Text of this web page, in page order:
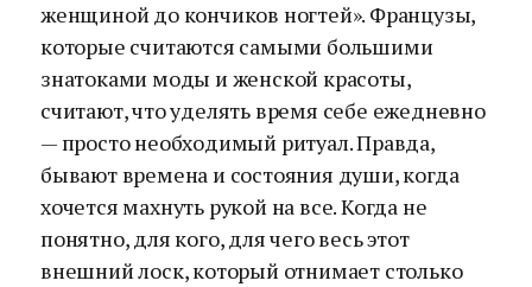
женщиной до кончиков ногтей». Французы,
которые считаются самыми большими
знатоками моды и женской красоты,
считают, что уделять время себе ежедневно
— просто необходимый ритуал. Правда,
бывают времена и состояния души, когда
хочется махнуть рукой на все. Когда не
понятно, для кого, для чего весь этот
внешний лоск, который отнимает столько